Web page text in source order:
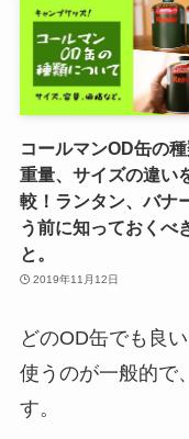
コールマンOD缶の種
重量、サイズの違い
較！ランタン、バナ
う前に知っておくべ
と。
2019年11月12日
どのOD缶でも良
使うのが一般的で
す。